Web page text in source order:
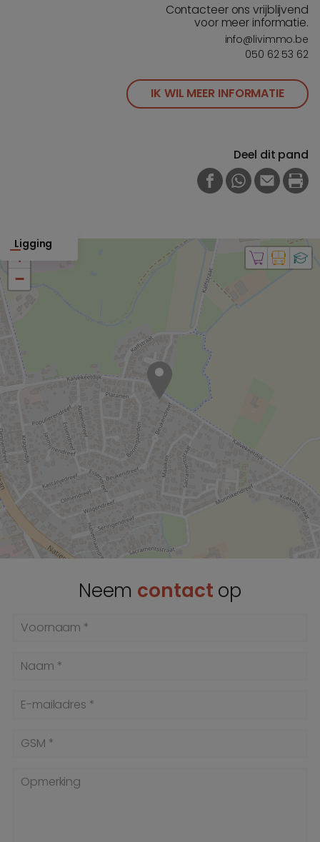
Contacteer ons vrijblijvend
voor meer informatie.
info@livimmo.be
050 62 53 62
IK WIL MEER INFORMATIE
Deel dit pand
FACEBOOK
WHATSAPP
E-MAIL
Ligging
+
−
Neem contact op
Voornaam *
Naam *
E-mailadres *
GSM *
Opmerking